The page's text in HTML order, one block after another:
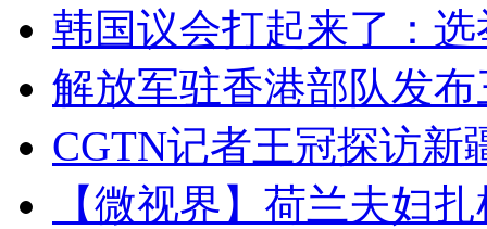
韩国议会打起来了：
解放军驻香港部队发
CGTN记者王冠探访新
【微视界】荷兰夫妇